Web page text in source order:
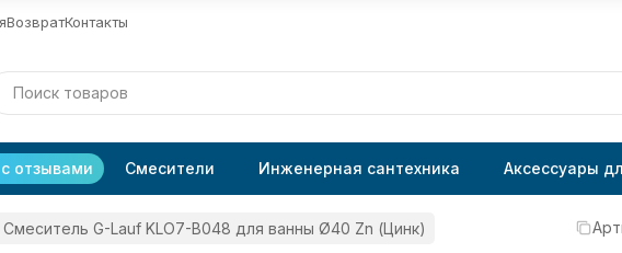
ВозвратКонтакты
отзывами Смесители Инженерная сантехника Аксессуары
Смеситель G-Lauf KLO7-B048 для ванны Ø40 Zn (Цинк)